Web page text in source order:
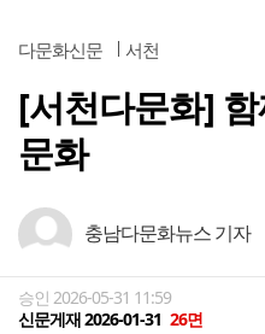
다문화신문 서천
[서천다문화]
문화
충남다문화뉴스 기자
승인 2026-05-31 11:59
신문게재 2026-01-31 26면